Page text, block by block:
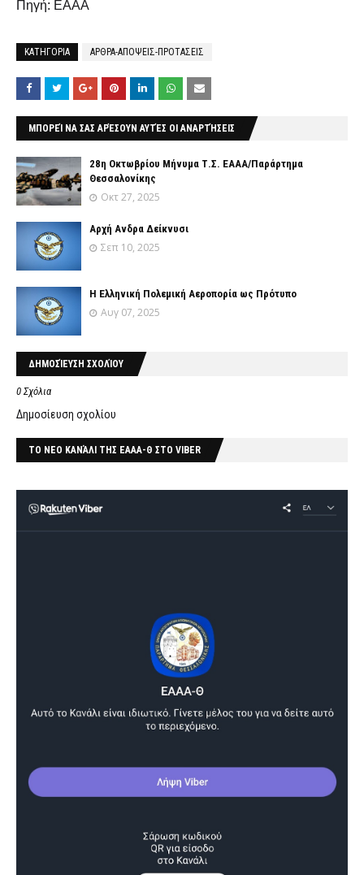
Πηγή: ΕΑΑΑ
ΚΑΤΗΓΟΡΙΑ ΑΡΘΡΑ-ΑΠΟΨΕΙΣ-ΠΡΟΤΑΣΕΙΣ
ΜΠΟΡΕΊ ΝΑ ΣΑΣ ΑΡΈΣΟΥΝ ΑΥΤΈΣ ΟΙ ΑΝΑΡΤΉΣΕΙΣ
28η Οκτωβρίου Μήνυμα Τ.Σ. ΕΑΑΑ/Παράρτημα
Θεσσαλονίκης
Οκτ 27, 2025
Αρχή Ανδρα Δείκνυσι
Σεπ 10, 2025
Η Ελληνική Πολεμική Αεροπορία ως Πρότυπο
Αυγ 07, 2025
ΔΗΜΟΣΊΕΥΣΗ ΣΧΟΛΊΟΥ
0 Σχόλια
Δημοσίευση σχολίου
ΤΟ ΝΕΟ ΚΑΝΆΛΙ ΤΗΣ ΕΑΑΑ-Θ ΣΤΟ VIBER